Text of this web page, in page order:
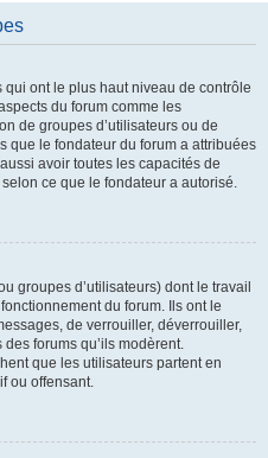
ont le plus haut niveau de contrôle
du forum comme les
de groupes d’utilisateurs ou de
que le fondateur du forum a attribuées
avoir toutes les capacités de
ce que le fondateur a autorisé.
groupes d’utilisateurs) dont le travail
du forum. Ils ont le
de verrouiller, déverrouiller,
forums qu’ils modèrent.
que les utilisateurs partent en
ou offensant.